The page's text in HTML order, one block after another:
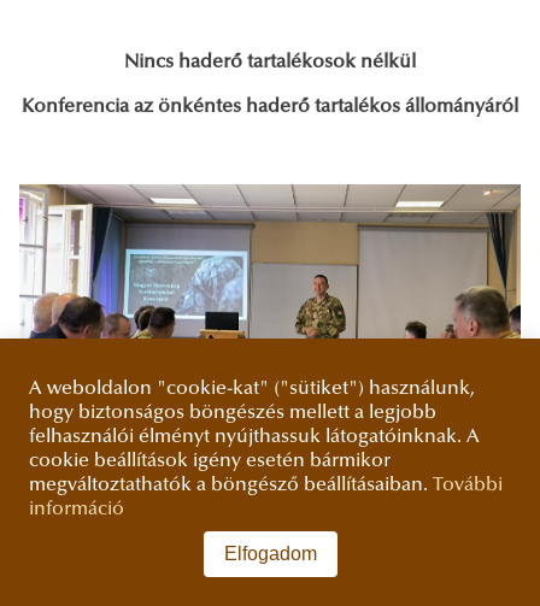
Nincs haderő tartalékosok nélkül
Konferencia az önkéntes haderő tartalékos állományáról
A Nemzeti Közszolgálati Egyetem Hadtudományi és
Honvédtisztképző Kar Katonai Vezetéstudományi
Tanszéke, valamint a Magyar Hadtudományi Társaság
Humánerőforrás-fejlesztési Szakosztálya konferenciát
állománya és a Magyar Hadtudományi Társaság tagsága
friss információkat kapjon a Magyar Honvédség
A weboldalon "cookie-kat" ("sütiket") használunk,
hogy biztonságos böngészés mellett a legjobb
felhasználói élményt nyújthassuk látogatóinknak. A
cookie beállítások igény esetén bármikor
megváltoztathatók a böngésző beállításaiban. További
információ
Elfogadom